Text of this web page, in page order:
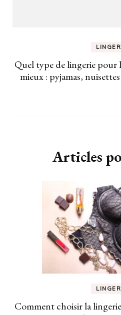
Quel type de lingerie
mieux : pyjamas,
Articles
Comment choisir la